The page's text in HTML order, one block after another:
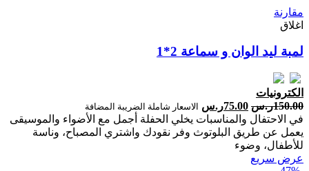
مقارنة
اغلاق
لمبة ليد الوان و سماعة 2*1
الكترونيات
150.00ر.س 75.00ر.س الاسعار شاملة الضريبة المضافة
في الاحتفال والمناسبات يخلي الحفلة أجمل مع الأضواء والموسيقى
يعمل عن طريق البلوتوث وفر نقودك واشتري المصباح، وناسة
للأطفال، وضوء
عرض سريع